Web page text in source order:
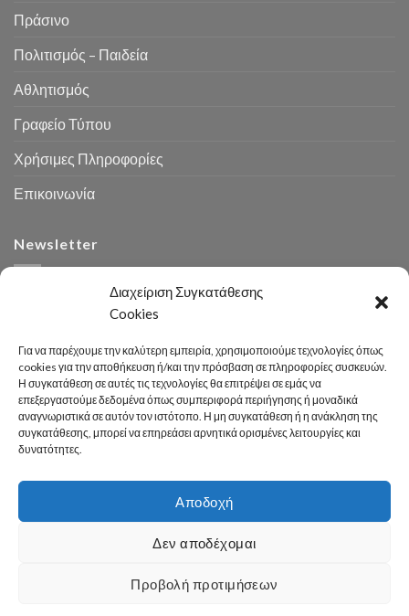
Διαχείριση Συγκατάθεσης
Cookies
Για να παρέχουμε την καλύτερη εμπειρία, χρησιμοποιούμε τεχνολογίες όπως
cookies για την αποθήκευση ή/και την πρόσβαση σε πληροφορίες συσκευών.
Η συγκατάθεση σε αυτές τις τεχνολογίες θα επιτρέψει σε εμάς να
επεξεργαστούμε δεδομένα όπως συμπεριφορά περιήγησης ή μοναδικά
αναγνωριστικά σε αυτόν τον ιστότοπο. Η μη συγκατάθεση ή η ανάκληση της
συγκατάθεσης, μπορεί να επηρεάσει αρνητικά ορισμένες λειτουργίες και
δυνατότητες.
Αποδοχή
Δεν αποδέχομαι
Προβολή προτιμήσεων
Πράσινο
Πολιτισμός – Παιδεία
Αθλητισμός
Γραφείο Τύπου
Χρήσιμες Πληροφορίες
Επικοινωνία
Newsletter
Αναζήτηση
Developed 2026 by
Πολιτισμός – Παιδεία Αθλητισμός
Χρήσιμες Πληροφορίες
Επικοινωνία